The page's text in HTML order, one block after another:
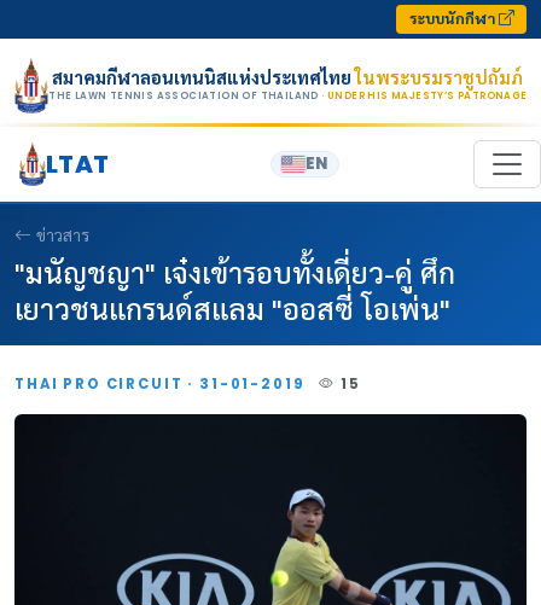
ระบบนักกีฬา
สมาคมกีฬาลอนเทนนิสแห่งประเทศไทยในพระบรมราชูปถัมภ์
THE LAWN TENNIS ASSOCIATION OF THAILAND · UNDER HIS MAJESTY’S PATRONAGE
LTAT EN
ข่าวสาร
"มนัญชญา" เจ๋งเข้ารอบทั้งเดี่ยว-คู่ ศึก
เยาวชนแกรนด์สแลม "ออสซี่ โอเพ่น"
THAI PRO CIRCUIT · 31-01-2019 15